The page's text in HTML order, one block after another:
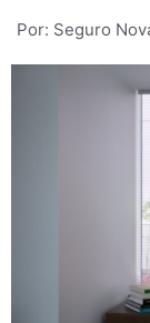
Por: Seguro